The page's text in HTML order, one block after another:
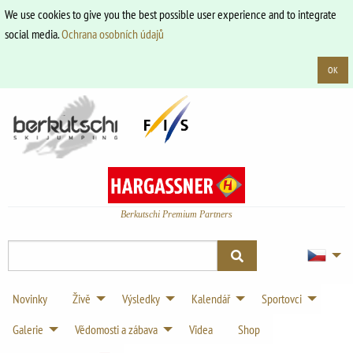
We use cookies to give you the best possible user experience and to integrate
social media.Ochrana osobních údajů
OK
Berkutschi Premium Partners
Novinky Živě Výsledky Kalendář
Sportovci
Galerie
Vědomosti a zábava Videa
Shop